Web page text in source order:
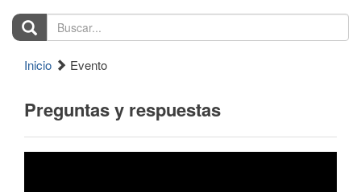
Buscar...
Inicio Evento
Preguntas y respuestas